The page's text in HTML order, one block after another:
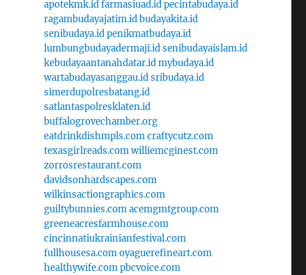
apotekmk.idfarmasiuad.idpecintabudaya.id
ragambudayajatim.idbudayakita.id
senibudaya.idpenikmatbudaya.id
lumbungbudayadermaji.idsenibudayaislam.id
kebudayaantanahdatar.idmybudaya.id
wartabudayasanggau.idsribudaya.id
simerdupolresbatang.id
satlantaspolresklaten.id
buffalogrovechamber.org
eatdrinkdishmpls.comcraftycutz.com
texasgirlreads.comwilliemcginest.com
zorrosrestaurant.com
davidsonhardscapes.com
wilkinsactiongraphics.com
guiltybunnies.comacemgmtgroup.com
greeneacresfarmhouse.com
cincinnatiukrainianfestival.com
fullhousesa.comoyaguerefineart.com
healthywife.compbcvoice.com